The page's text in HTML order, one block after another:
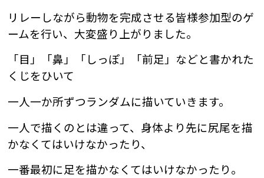
リレーしながら動物を完成させる皆様参加型のゲ
ームを行い、大変盛り上がりました。
「目」「鼻」「しっぽ」「前足」などと書かれた
くじをひいて
一人一か所ずつランダムに描いていきます。
一人で描くのとは違って、身体より先に尻尾を描
かなくてはいけなかったり、
一番最初に足を描かなくてはいけなかったり。